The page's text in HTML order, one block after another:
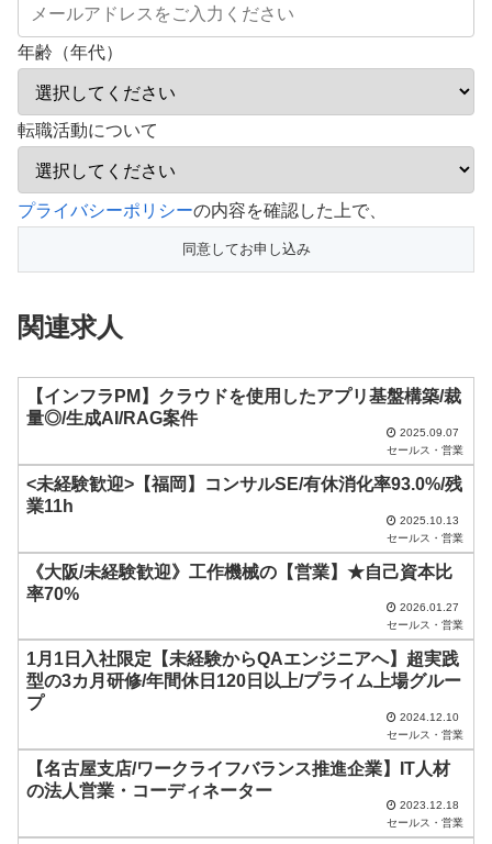
年齢（年代）
転職活動について
こ
フ
ー
は
の
ま
ま
て
く
だ
。
プライバシーポリシーの内容を確認した上で、
関連求人
【インフラPM】クラウドを使用したアプリ基盤構築/裁
量◎/生成AI/RAG案件
2025.09.07
セールス・営業
<未経験歓迎>【福岡】コンサルSE/有休消化率93.0%/残
業11h
2025.10.13
セールス・営業
《大阪/未経験歓迎》工作機械の【営業】★自己資本比
率70%
2026.01.27
セールス・営業
1月1日入社限定【未経験からQAエンジニアへ】超実践
型の3カ月研修/年間休⽇120⽇以上/プライム上場グルー
プ
2024.12.10
セールス・営業
【名古屋支店/ワークライフバランス推進企業】IT人材
の法人営業・コーディネーター
2023.12.18
セールス・営業